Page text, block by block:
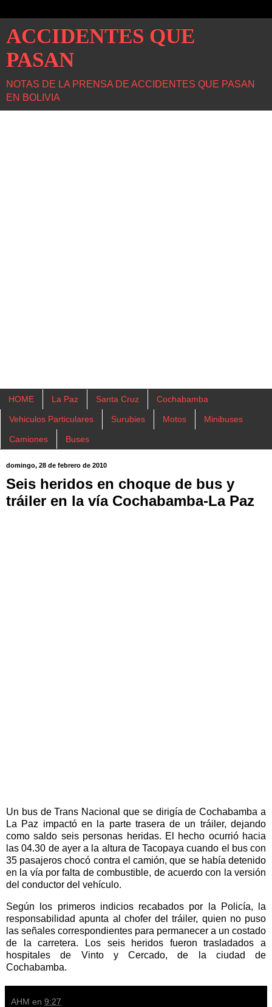
ACCIDENTES QUE
PASAN
NOTAS DE LA PRENSA DE ACCIDENTES QUE PASAN
EN BOLIVIA
HOME La Paz Santa Cruz Cochabamba
Vehiculos Particulares Surubies Motos Minibuses
Camiones Buses
domingo, 28 de febrero de 2010
Seis heridos en choque de bus y
tráiler en la vía Cochabamba-La Paz
Un bus de Trans Nacional que se dirigía de Cochabamba a
La Paz impactó en la parte trasera de un tráiler, dejando
como saldo seis personas heridas. El hecho ocurrió hacia
las 04.30 de ayer a la altura de Tacopaya cuando el bus con
35 pasajeros chocó contra el camión, que se había detenido
en la vía por falta de combustible, de acuerdo con la versión
del conductor del vehículo.
Según los primeros indicios recabados por la Policía, la
responsabilidad apunta al chofer del tráiler, quien no puso
las señales correspondientes para permanecer a un costado
de la carretera. Los seis heridos fueron trasladados a
hospitales de Vinto y Cercado, de la ciudad de
Cochabamba.
AHM en 9:27